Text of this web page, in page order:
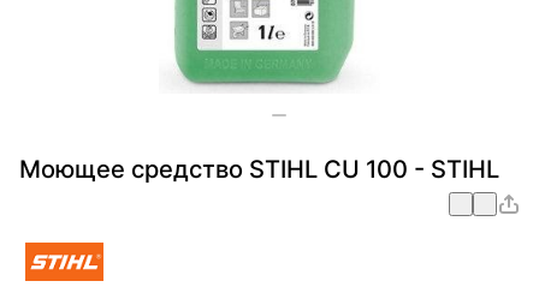
Моющее средство STIHL CU 100 - STIHL